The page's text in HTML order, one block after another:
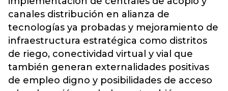
canales distribución en alianza de
tecnologías ya probadas y mejoramiento de
infraestructura estratégica como distritos
de riego, conectividad virtual y vial que
también generan externalidades positivas
de empleo digno y posibilidades de acceso